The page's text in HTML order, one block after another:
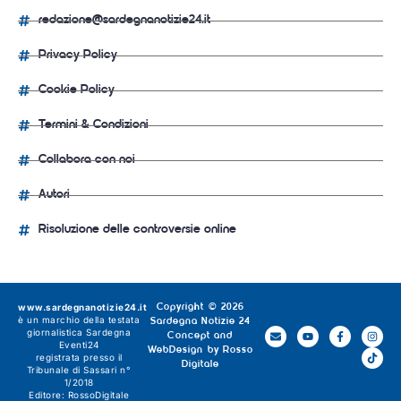
redazione@sardegnanotizie24.it
Privacy Policy
Cookie Policy
Termini & Condizioni
Collabora con noi
Autori
Risoluzione delle controversie online
Copyright © 2026
Sardegna Notizie 24
Concept and
WebDesign by Rosso
Digitale
www.sardegnanotizie24.it
è un marchio della testata
giornalistica Sardegna
Eventi24
registrata presso il
Tribunale di Sassari n°
1/2018
Editore: RossoDigitale